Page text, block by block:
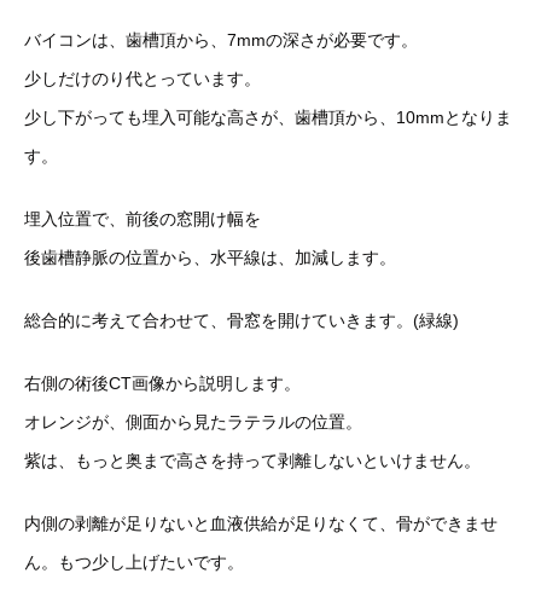
バイコンは、歯槽頂から、7mmの深さが必要です。
少しだけのり代とっています。
少し下がっても埋入可能な高さが、歯槽頂から、 10mmとなりま
す。
埋入位置で、前後の窓開け幅を
後歯槽静脈の位置から、水平線は、加減します。
総合的に考えて合わせて、骨窓を開けていきます。(緑線)
右側の術後CT画像から説明します。
オレンジが、側面から見たラテラルの位置。
紫は、もっと奥まで高さを持って剥離しないといけません。
内側の剥離が足りないと血液供給が足りなくて、骨ができませ
ん。
もつ少し上げたいです。